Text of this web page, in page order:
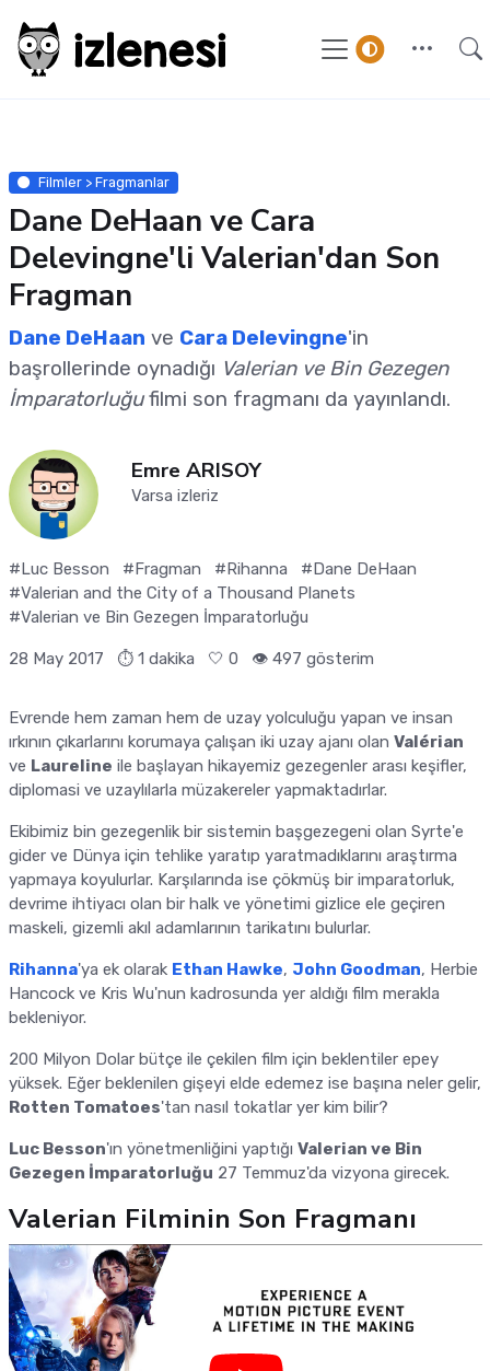
Filmler > Fragmanlar
Dane DeHaan ve Cara
Delevingne'li Valerian'dan Son
Fragman
Dane DeHaan ve Cara Delevingne'in
başrollerinde oynadığı Valerian ve Bin Gezegen
İmparatorluğufilmi son fragmanı da yayınlandı.
Emre ARISOY
Varsa izleriz
28 May 2017 ⏱ 1 dakika 🤍 0 👁️ 497 gösterim
#Luc Besson #Fragman #Rihanna
#Dane DeHaan
#Valerian and the City of a Thousand Planets
#Valerian ve Bin Gezegen İmparatorluğu
Evrende hem zaman hem de uzay yolculuğu yapan ve insan
ırkının çıkarlarını korumaya çalışan iki uzay ajanı olan Valérian
ve Laureline ile başlayan hikayemiz gezegenler arası keşifler,
diplomasi ve uzaylılarla müzakereler yapmaktadırlar.
Ekibimiz bin gezegenlik bir sistemin başgezegeni olan Syrte'e
gider ve Dünya için tehlike yaratıp yaratmadıklarını araştırma
yapmaya koyulurlar. Karşılarında ise çökmüş bir imparatorluk,
devrime ihtiyacı olan bir halk ve yönetimi gizlice ele geçiren
maskeli, gizemli akıl adamlarının tarikatını bulurlar.
Rihanna'ya ek olarak Ethan Hawke, John Goodman, Herbie
Hancock ve Kris Wu'nun kadrosunda yer aldığı film merakla
bekleniyor.
200 Milyon Dolar bütçe ile çekilen film için beklentiler epey
yüksek. Eğer beklenilen gişeyi elde edemez ise başına neler gelir,
Rotten Tomatoes'tan nasıl tokatlar yer kim bilir?
Luc Besson'ın yönetmenliğini yaptığı Valerian ve Bin
Gezegen İmparatorluğu 27 Temmuz'da vizyona girecek.
Valerian Filminin Son Fragmanı